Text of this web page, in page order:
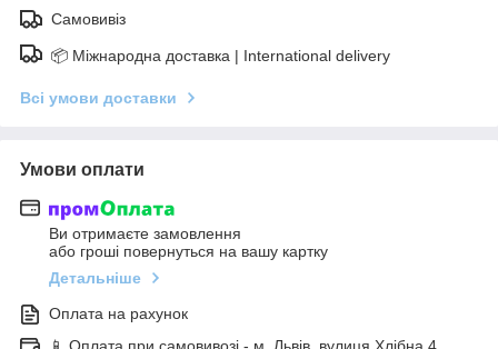
Самовивіз
📦 Міжнародна доставка | International delivery
Всі умови доставки
Умови оплати
Ви отримаєте замовлення
або гроші повернуться на вашу картку
Детальніше
Оплата на рахунок